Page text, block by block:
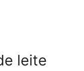
leite